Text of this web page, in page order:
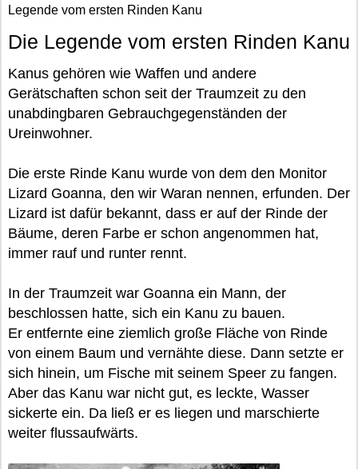
Legende vom ersten Rinden Kanu
Die Legende vom ersten Rinden Kanu
Kanus gehören wie Waffen und andere
Gerätschaften schon seit der Traumzeit zu den
unabdingbaren Gebrauchgegenständen der
Ureinwohner.
Die erste Rinde Kanu wurde von dem den Monitor
Lizard Goanna, den wir Waran nennen, erfunden. Der
Lizard ist dafür bekannt, dass er auf der Rinde der
Bäume, deren Farbe er schon angenommen hat,
immer rauf und runter rennt.
In der Traumzeit war Goanna ein Mann, der
beschlossen hatte, sich ein Kanu zu bauen.
Er entfernte eine ziemlich große Fläche von Rinde
von einem Baum und vernähte diese. Dann setzte er
sich hinein, um Fische mit seinem Speer zu fangen.
Aber das Kanu war nicht gut, es leckte, Wasser
sickerte ein. Da ließ er es liegen und marschierte
weiter flussaufwärts.